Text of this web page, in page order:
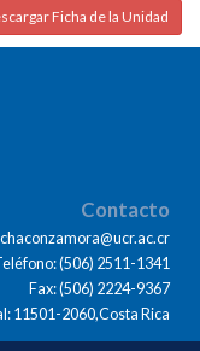
Ficha de la Unidad
Contacto
(506) 2511-1341
Fax: (506) 2224-9367
11501-2060,Costa Rica